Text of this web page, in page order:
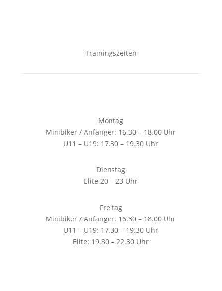
Trainingszeiten
Montag
Minibiker / Anfänger: 16.30 – 18.00 Uhr
U11 – U19: 17.30 – 19.30 Uhr
Dienstag
Elite 20 – 23 Uhr
Freitag
Minibiker / Anfänger: 16.30 – 18.00 Uhr
U11 – U19: 17.30 – 19.30 Uhr
Elite: 19.30 – 22.30 Uhr